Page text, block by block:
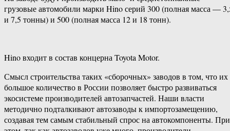
грузовые автомобили марки Hino серий 300 (полная масса —
и 7,5 тонны) и 500 (полная масса 12 и 18 тонн).
Hino входит в состав концерна Toyota Motor.
Смысл строительства таких «сборочных» заводов в том, что их
большое количество в России позволяет быстро развиваться
экосистеме производителей автозапчастей. Наши власти
методично подталкивают автозаводы к импортозамещению,
создавая тем самым стабильный спрос на автокомпоненты. При